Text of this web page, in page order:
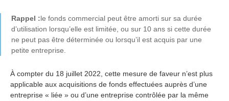
Rappel :le fonds commercial peut être amorti sur sa durée
d’utilisation lorsqu’elle est limitée, ou sur 10 ans si cette durée
ne peut pas être déterminée ou lorsqu’il est acquis par une
petite entreprise.
À compter du 18 juillet 2022, cette mesure de faveur n’est plus
applicable aux acquisitions de fonds effectuées auprès d’une
entreprise « liée » ou d’une entreprise contrôlée par la même